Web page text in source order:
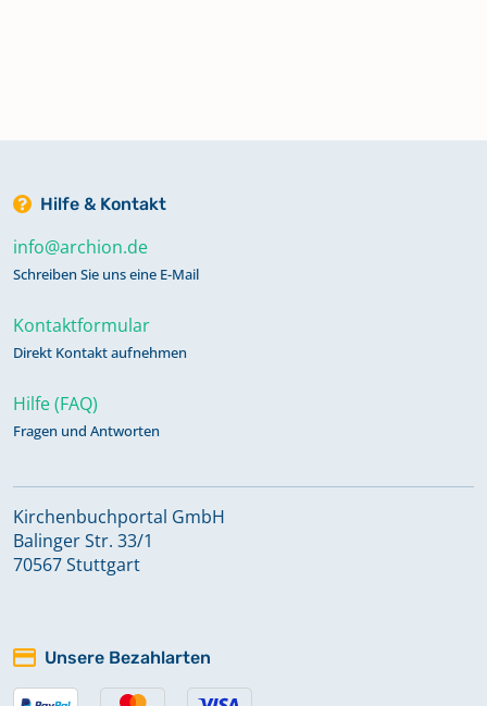
Hilfe & Kontakt
info@archion.de
Schreiben Sie uns eine E-Mail
Kontaktformular
Direkt Kontakt aufnehmen
Hilfe (FAQ)
Fragen und Antworten
Kirchenbuchportal GmbH
Balinger Str. 33/1
70567 Stuttgart
Unsere Bezahlarten